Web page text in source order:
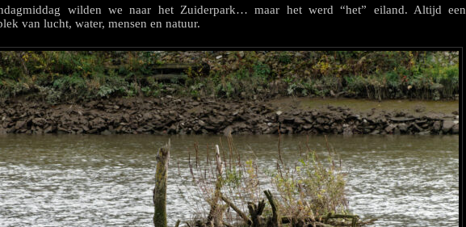
wilden we naar het Zuiderpark… maar het werd “het” eiland. Altijd een
van lucht, water, mensen en natuur.